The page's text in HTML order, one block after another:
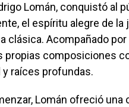
Lomán, conquistó al
el espíritu alegre de la
clásica. Acompañado
propias composiciones
raíces profundas.
Lomán ofreció una